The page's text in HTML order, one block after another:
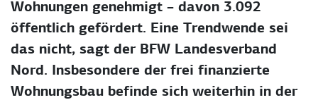
Wohnungen genehmigt – davon 3.092
öffentlich gefördert. Eine Trendwende sei
das nicht, sagt der BFW Landesverband
Nord. Insbesondere der frei finanzierte
Wohnungsbau befinde sich weiterhin in der